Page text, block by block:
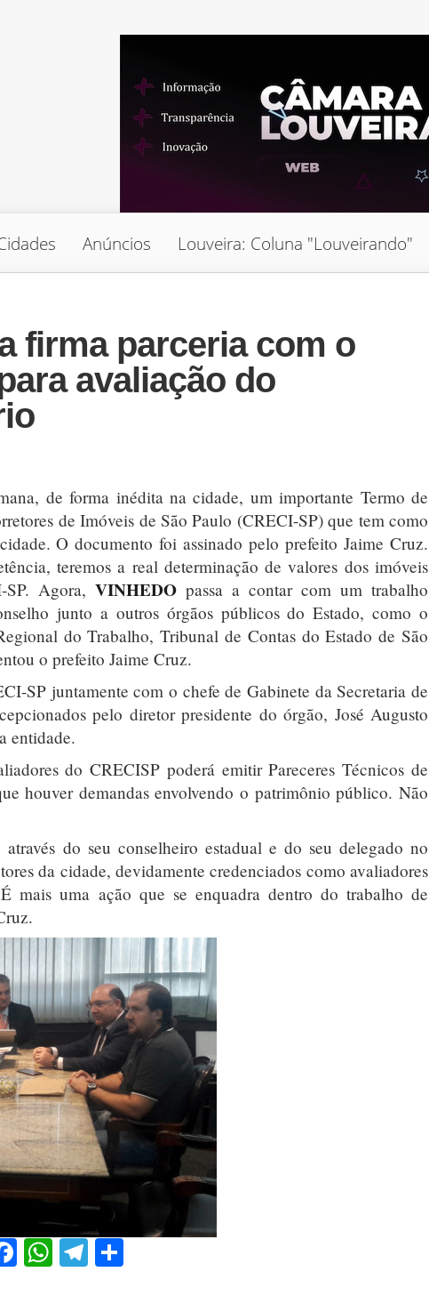
Anúncios Louveira: Coluna "Louveirando"
firma parceria com o
avaliação do
de forma inédita na cidade, um importante Termo de
de Imóveis de São Paulo (CRECI-SP) que tem como
O documento foi assinado pelo prefeito Jaime Cruz.
teremos a real determinação de valores dos imóveis
SP. Agora, VINHEDO passa a contar com um trabalho
junto a outros órgãos públicos do Estado, como o
do Trabalho, Tribunal de Contas do Estado de São
o prefeito Jaime Cruz.
SP juntamente com o chefe de Gabinete da Secretaria de
pelo diretor presidente do órgão, José Augusto
entidade.
do CRECISP poderá emitir Pareceres Técnicos de
houver demandas envolvendo o patrimônio público. Não
do seu conselheiro estadual e do seu delegado no
da cidade, devidamente credenciados como avaliadores
mais uma ação que se enquadra dentro do trabalho de
Facebook
WhatsApp
Telegram